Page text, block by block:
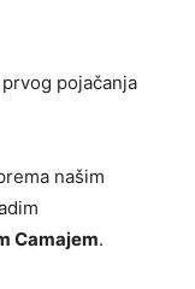
pojačanja
našim
Camajem.